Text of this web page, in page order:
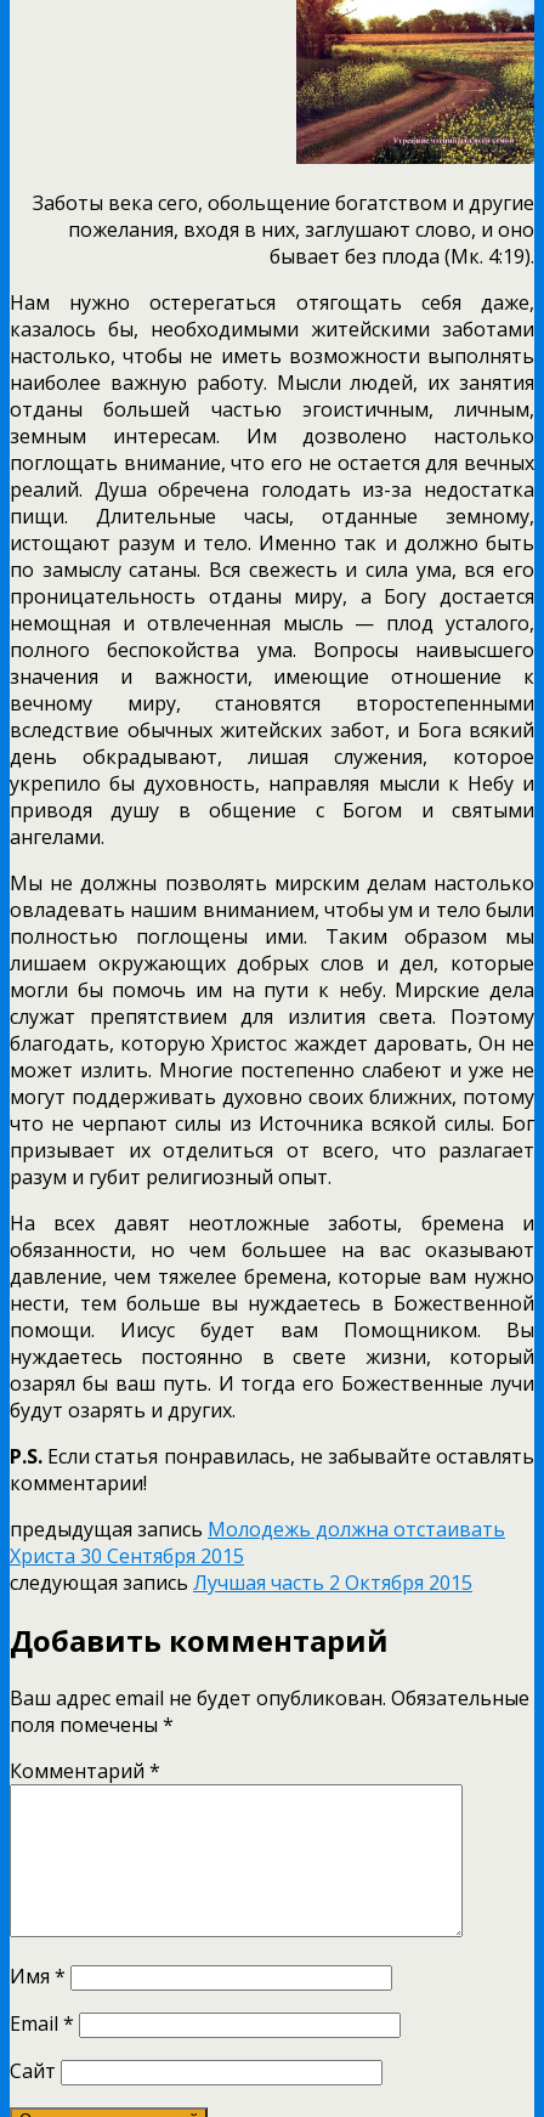
Заботы века сего, обольщение богатством и другие
пожелания, входя в них, заглушают слово, и оно
бывает без плода (Мк. 4:19).
Нам нужно остерегаться отягощать себя даже,
казалось бы, необходимыми житейскими заботами
настолько, чтобы не иметь возможности выполнять
наиболее важную работу. Мысли людей, их занятия
отданы большей частью эгоистичным, личным,
земным интересам. Им дозволено настолько
поглощать внимание, что его не остается для вечных
реалий. Душа обречена голодать из-за недостатка
пищи. Длительные часы, отданные земному,
истощают разум и тело. Именно так и должно быть
по замыслу сатаны. Вся свежесть и сила ума, вся его
проницательность отданы миру, а Богу достается
немощная и отвлеченная мысль — плод усталого,
полного беспокойства ума. Вопросы наивысшего
значения и важности, имеющие отношение к
вечному миру, становятся второстепенными
вследствие обычных житейских забот, и Бога всякий
день обкрадывают, лишая служения, которое
укрепило бы духовность, направляя мысли к Небу и
приводя душу в общение с Богом и святыми
ангелами.
Мы не должны позволять мирским делам настолько
овладевать нашим вниманием, чтобы ум и тело были
полностью поглощены ими. Таким образом мы
лишаем окружающих добрых слов и дел, которые
могли бы помочь им на пути к небу. Мирские дела
служат препятствием для излития света. Поэтому
благодать, которую Христос жаждет даровать, Он не
может излить. Многие постепенно слабеют и уже не
могут поддерживать духовно своих ближних, потому
что не черпают силы из Источника всякой силы. Бог
призывает их отделиться от всего, что разлагает
разум и губит религиозный опыт.
На всех давят неотложные заботы, бремена и
обязанности, но чем большее на вас оказывают
давление, чем тяжелее бремена, которые вам нужно
нести, тем больше вы нуждаетесь в Божественной
помощи. Иисус будет вам Помощником. Вы
нуждаетесь постоянно в свете жизни, который
озарял бы ваш путь. И тогда его Божественные лучи
будут озарять и других.
P.S. Если статья понравилась, не забывайте оставлять
комментарии!
предыдущая запись Молодежь должна отстаивать
Христа 30 Сентября 2015
следующая запись Лучшая часть 2 Октября 2015
Добавить комментарий
Ваш адрес email не будет опубликован. Обязательные
поля помечены *
Комментарий *
Имя *
Email *
Сайт